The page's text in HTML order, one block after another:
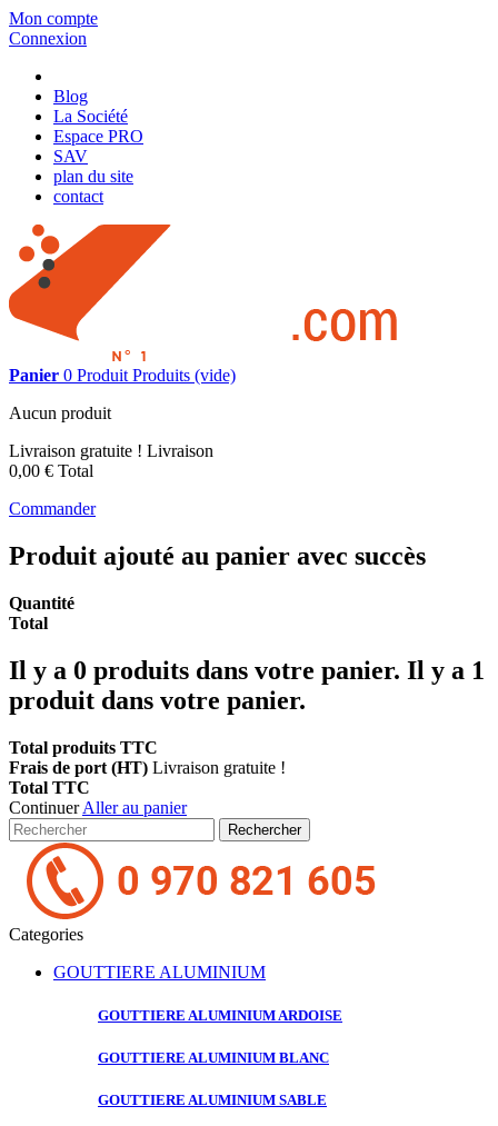
Mon compte
Connexion
Blog
La Société
Espace PRO
SAV
plan du site
contact
Panier 0 Produit Produits (vide)
Aucun produit
Livraison gratuite ! Livraison
0,00 € Total
Commander
Produit ajouté au panier avec succès
Quantité
Total
Il y a 0 produits dans votre panier. Il y a 1
produit dans votre panier.
Total produits TTC
Frais de port (HT) Livraison gratuite !
Total TTC
ContinuerAller au panier
Rechercher
Categories
GOUTTIERE ALUMINIUM
GOUTTIERE ALUMINIUM ARDOISE
GOUTTIERE ALUMINIUM BLANC
GOUTTIERE ALUMINIUM SABLE